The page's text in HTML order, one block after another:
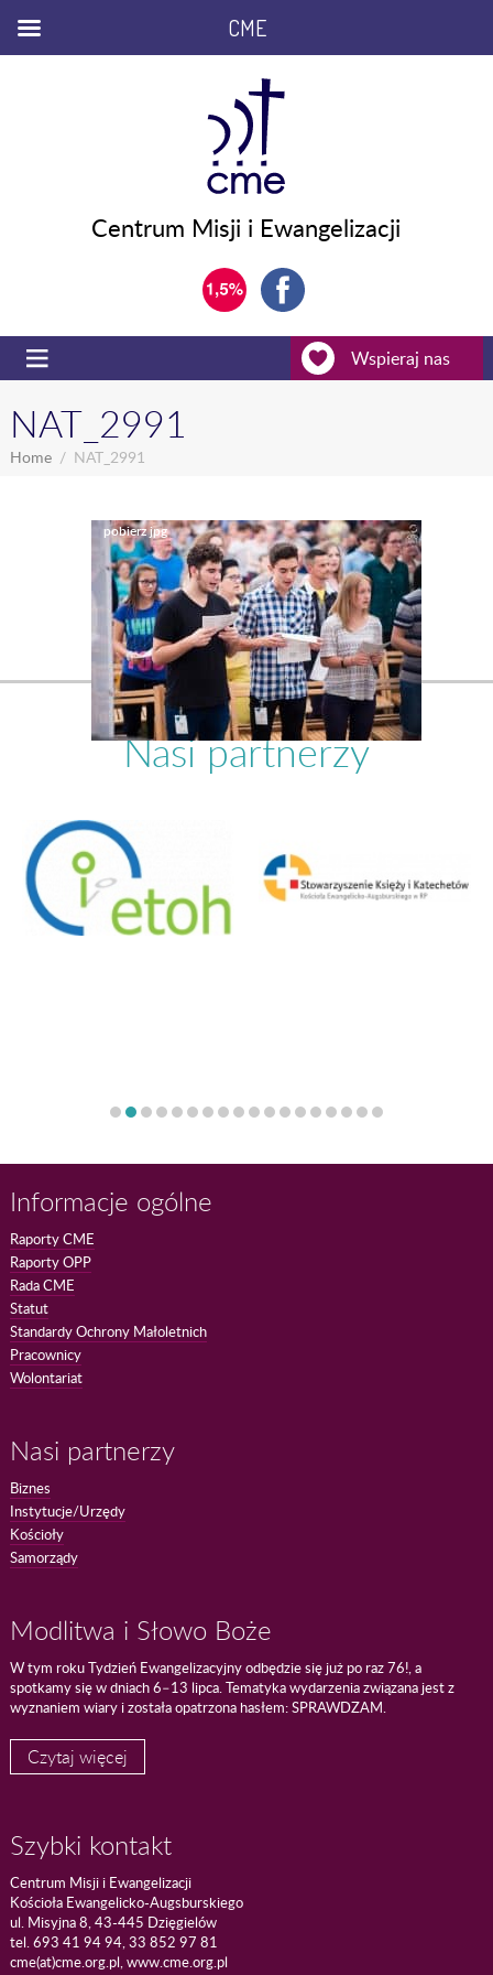
Centrum Misji i Ewangelizacji
Wspieraj nas
NAT_2991
Home NAT_2991
Nasi partnerzy
Informacje ogólne
Raporty CME
Raporty OPP
Rada CME
Statut
Standardy Ochrony Małoletnich
Pracownicy
Wolontariat
Nasi partnerzy
Biznes
Instytucje/Urzędy
Kościoły
Samorządy
Modlitwa i Słowo Boże
W tym roku Tydzień Ewangelizacyjny odbędzie się już po raz 76!, a
spotkamy się w dniach 6–13 lipca. Tematyka wydarzenia związana jest z
wyznaniem wiary i została opatrzona hasłem: SPRAWDZAM.
Czytaj więcej
Szybki kontakt
Centrum Misji i Ewangelizacji
Kościoła Ewangelicko-Augsburskiego
ul. Misyjna 8, 43-445 Dzięgielów
tel. 693 41 94 94, 33 852 97 81
cme(at)cme.org.pl, www.cme.org.pl
CME